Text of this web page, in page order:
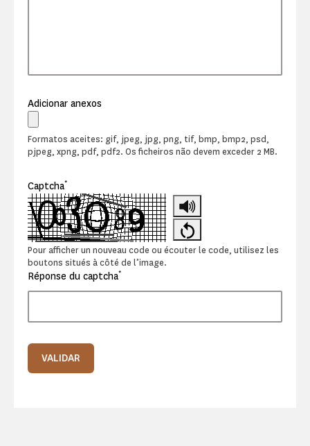
Adicionar anexos
Formatos aceites: gif, jpeg, jpg, png, tif, bmp, bmp2, psd,
pjpeg, xpng, pdf, pdf2. Os ficheiros não devem exceder 2 MB.
Captcha*
Pour afficher un nouveau code ou écouter le code, utilisez les
boutons situés à côté de l’image.
Réponse du captcha*
VALIDAR